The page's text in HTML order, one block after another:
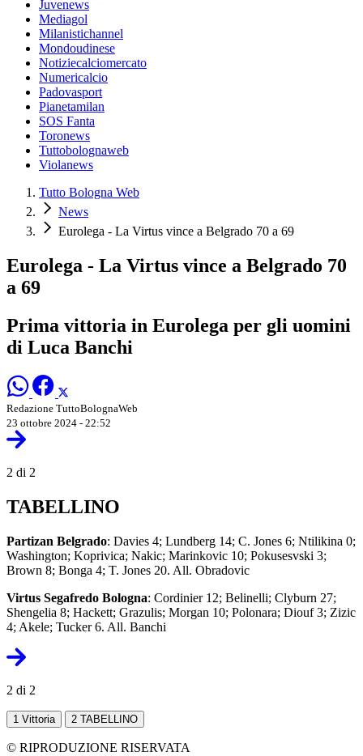
Juvenews
Mediagol
Milanistichannel
Mondoudinese
Notiziecalciomercato
Numericalcio
Padovasport
Pianetamilan
SOS Fanta
Toronews
Tuttobolognaweb
Violanews
Tutto Bologna Web
News
Eurolega - La Virtus vince a Belgrado 70 a 69
Eurolega - La Virtus vince a Belgrado 70
a 69
Prima vittoria in Eurolega per gli uomini
di Luca Banchi
Redazione TuttoBolognaWeb
23 ottobre 2024 - 22:52
2 di 2
TABELLINO
Partizan Belgrado: Davies 4; Lundberg 14; C. Jones 6; Ntilikina 0;
Washington; Koprivica; Nakic; Marinkovic 10; Pokusesvski 3;
Brown 8; Bonga 4; T. Jones 20. All. Obradovic
Virtus Segafredo Bologna: Cordinier 12; Belinelli; Clyburn 27;
Shengelia 8; Hackett; Grazulis; Morgan 10; Polonara; Diouf 3; Zizic
4; Akele; Tucker 6. All. Banchi
2 di 2
1 Vittoria 2 TABELLINO
© RIPRODUZIONE RISERVATA